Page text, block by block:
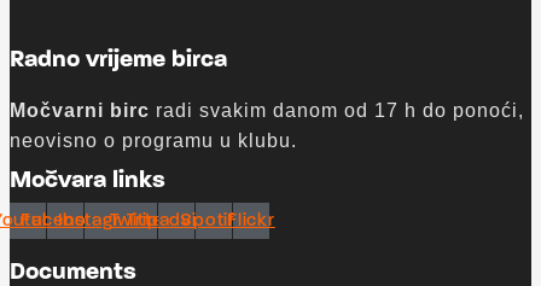
Radno vrijeme birca
Močvarni birc radi svakim danom od 17 h do ponoći,
neovisno o programu u klubu.
Močvara links
Facebook
Instagram
Twitter
Tripadvisor
SpotifyFlickr
Documents